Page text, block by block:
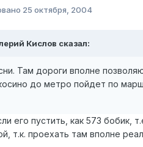
25 октября, 2004
Кислов сказал:
Там дороги вполне
до метро пойдет по
его пустить, как 573 бобик,
т.к. проехать там вполне